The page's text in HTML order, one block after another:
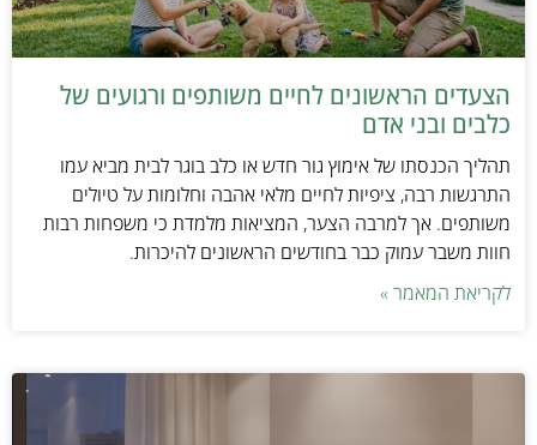
הצעדים הראשונים לחיים משותפים ורגועים של
כלבים ובני אדם
תהליך הכנסתו של אימוץ גור חדש או כלב בוגר לבית מביא עמו
התרגשות רבה, ציפיות לחיים מלאי אהבה וחלומות על טיולים
משותפים. אך למרבה הצער, המציאות מלמדת כי משפחות רבות
חוות משבר עמוק כבר בחודשים הראשונים להיכרות.
לקריאת המאמר »